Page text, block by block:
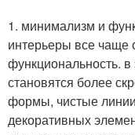
1. минимализм и
интерьеры все чаще
функциональность.
становятся более
формы, чистые
декоративных